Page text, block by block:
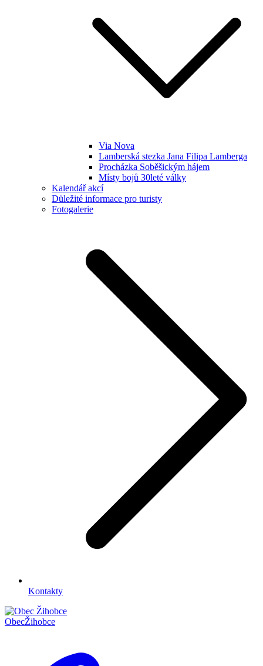
Via Nova
Lamberská stezka Jana Filipa Lamberga
Procházka Soběšickým hájem
Místy bojů 30leté války
Kalendář akcí
Důležité informace pro turisty
Fotogalerie
Kontakty
ObecŽihobce